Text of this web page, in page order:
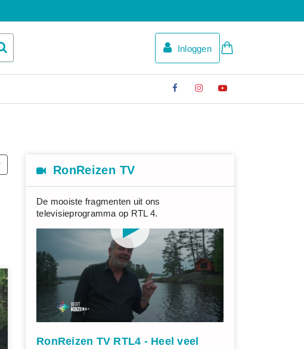
Inloggen
RonReizen TV
De mooiste fragmenten uit ons
televisieprogramma op RTL 4.
RonReizen TV RTL4 - Heel veel